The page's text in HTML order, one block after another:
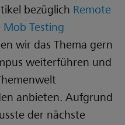
bezüglich Remote
Mob Testing
wir das Thema gern
weiterführen und
anbieten. Aufgrund
der nächste